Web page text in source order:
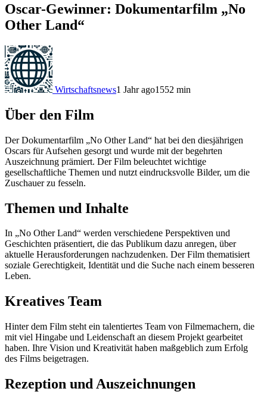
Oscar-Gewinner: Dokumentarfilm „No
Other Land“
Wirtschaftsnews1 Jahr ago1552 min
Über den Film
Der Dokumentarfilm „No Other Land“ hat bei den diesjährigen
Oscars für Aufsehen gesorgt und wurde mit der begehrten
Auszeichnung prämiert. Der Film beleuchtet wichtige
gesellschaftliche Themen und nutzt eindrucksvolle Bilder, um die
Zuschauer zu fesseln.
Themen und Inhalte
In „No Other Land“ werden verschiedene Perspektiven und
Geschichten präsentiert, die das Publikum dazu anregen, über
aktuelle Herausforderungen nachzudenken. Der Film thematisiert
soziale Gerechtigkeit, Identität und die Suche nach einem besseren
Leben.
Kreatives Team
Hinter dem Film steht ein talentiertes Team von Filmemachern, die
mit viel Hingabe und Leidenschaft an diesem Projekt gearbeitet
haben. Ihre Vision und Kreativität haben maßgeblich zum Erfolg
des Films beigetragen.
Rezeption und Auszeichnungen